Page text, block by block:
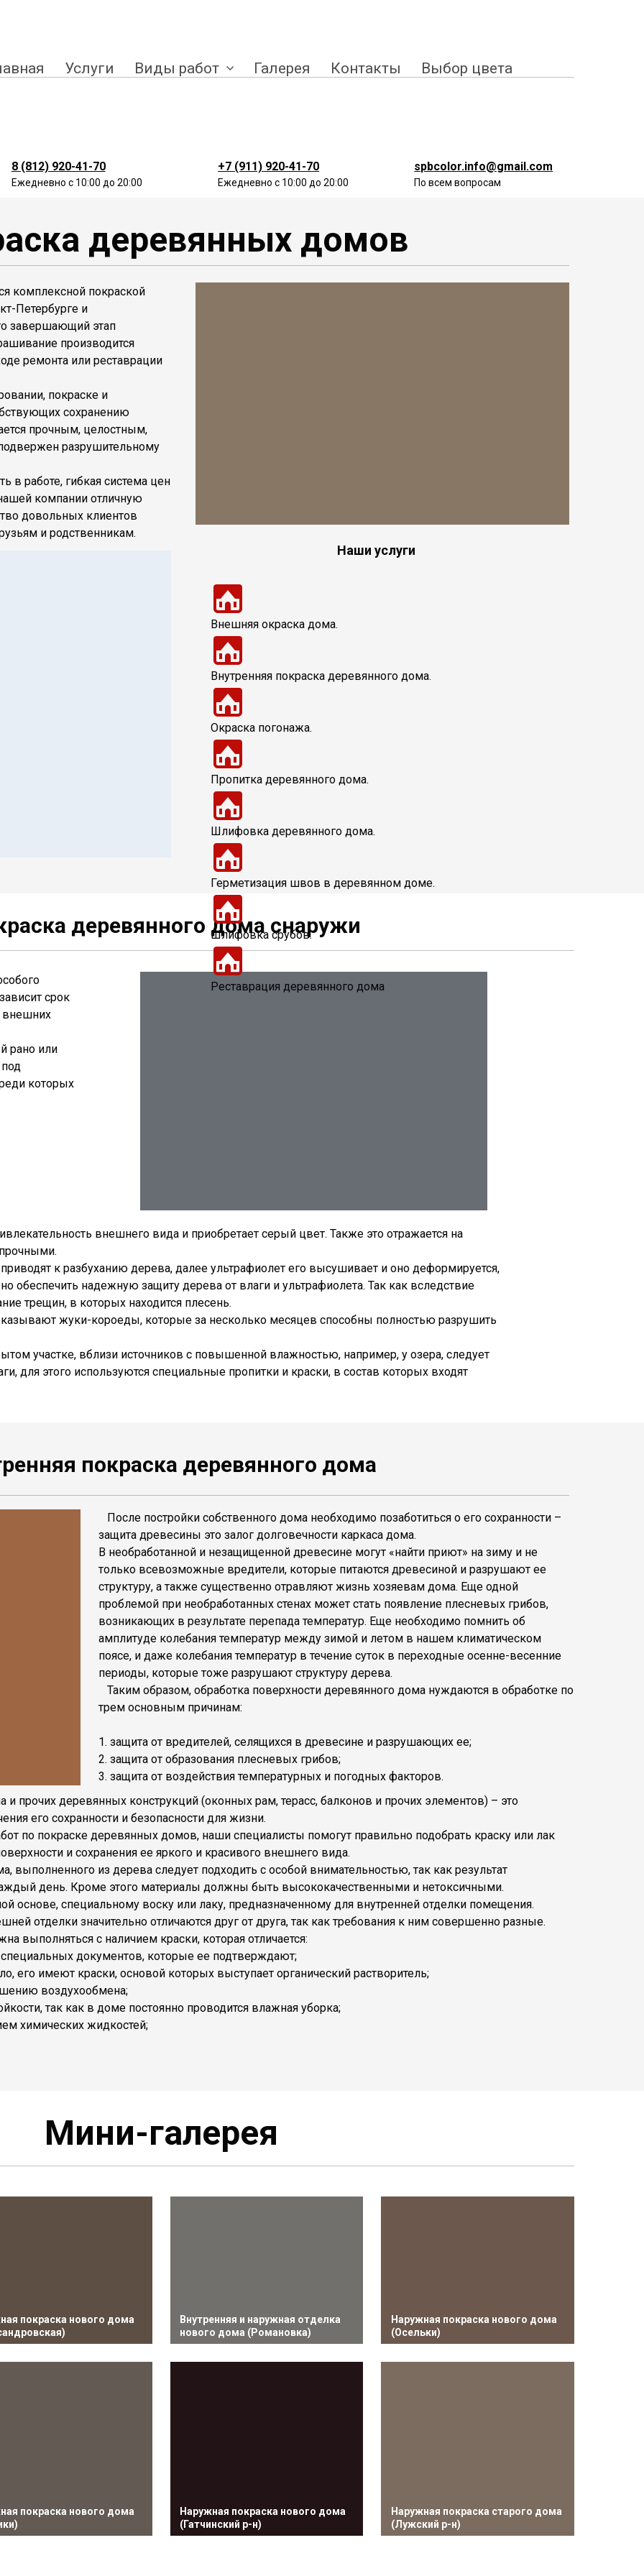
Услуги Виды работ Галерея Контакты Выбор цвета
8 (812) 920-41-70
Ежедневно с 10:00 до 20:00
+7 (911) 920-41-70
Ежедневно с 10:00 до 20:00
spbcolor.info@gmail.com
По всем вопросам
Наши услуги
Внешняя окраска дома.
Внутренняя покраска деревянного дома.
Окраска погонажа.
Пропитка деревянного дома.
Шлифовка деревянного дома.
Герметизация швов в деревянном доме.
Шлифовка срубов.
Реставрация деревянного дома
комплексной покраской
Петербурге и
завершающий этап
производится
ремонта или реставрации
покраске и
сохранению
прочным, целостным,
разрушительному
в работе, гибкая система цен
компании отличную
довольных клиентов
и родственникам.
деревянных домов
внешнего вида и приобретает серый цвет. Также это отражается на
к разбуханию дерева, далее ультрафиолет его высушивает и оно деформируется,
обеспечить надежную защиту дерева от влаги и ультрафиолета. Так как вследствие
трещин, в которых находится плесень.
жуки-короеды, которые за несколько месяцев способны полностью разрушить
участке, вблизи источников с повышенной влажностью, например, у озера, следует
для этого используются специальные пропитки и краски, в состав которых входят
срок
внешних
рано или
которых
деревянного дома снаружи
прочих деревянных конструкций (оконных рам, терасс, балконов и прочих элементов) – это
его сохранности и безопасности для жизни.
по покраске деревянных домов, наши специалисты помогут правильно подобрать краску или лак
и сохранения ее яркого и красивого внешнего вида.
из дерева следует подходить с особой внимательностью, так как результат
день. Кроме этого материалы должны быть высококачественными и нетоксичными.
основе, специальному воску или лаку, предназначенному для внутренней отделки помещения.
отделки значительно отличаются друг от друга, так как требования к ним совершенно разные.
выполняться с наличием краски, которая отличается:
документов, которые ее подтверждают;
его имеют краски, основой которых выступает органический растворитель;
воздухообмена;
так как в доме постоянно проводится влажная уборка;
химических жидкостей;
⁠ После постройки собственного дома необходимо позаботиться о его сохранности –
защита древесины это залог долговечности каркаса дома.
В необработанной и незащищенной древесине могут «найти приют» на зиму и не
только всевозможные вредители, которые питаются древесиной и разрушают ее
структуру, а также существенно отравляют жизнь хозяевам дома. Еще одной
проблемой при необработанных стенах может стать появление плесневых грибов,
возникающих в результате перепада температур. Еще необходимо помнить об
амплитуде колебания температур между зимой и летом в нашем климатическом
поясе, и даже колебания температур в течение суток в переходные осенне-весенние
периоды, которые тоже разрушают структуру дерева.
Таким образом, обработка поверхности деревянного дома нуждаются в обработке по
трем основным причинам:
1. защита от вредителей, селящихся в древесине и разрушающих ее;
2. защита от образования плесневых грибов;
3. защита от воздействия температурных и погодных факторов.
покраска деревянного дома
Мини-галерея
покраска нового дома
⁠Внутренняя и наружная отделка
нового дома (Романовка)
⁠Наружная покраска нового дома
(Осельки)
покраска нового дома
⁠Наружная покраска нового дома
(Гатчинский р-н)
⁠⁠Наружная покраска старого дома
(Лужский р-н)